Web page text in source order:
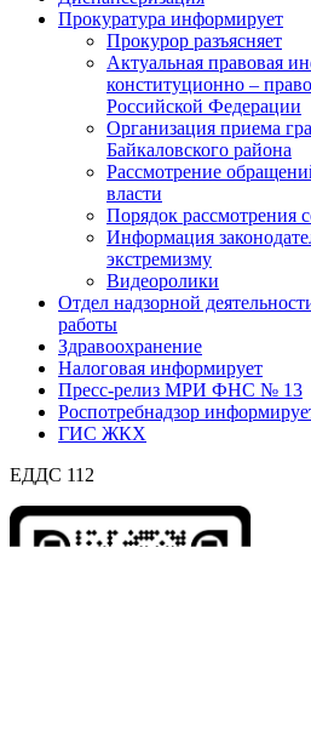
Прокуратура информирует
Прокурор разъясняет
Актуальная правовая
конституционно –
Российской Федерации
Организация приема
Байкаловского района
Рассмотрение
власти
Порядок рассмотрения
Информация
экстремизму
Видеоролики
Отдел надзорной
работы
Здравоохранение
Налоговая информирует
Пресс-релиз МРИ ФНС № 13
Роспотребнадзор
ГИС ЖКХ
ЕДДС 112